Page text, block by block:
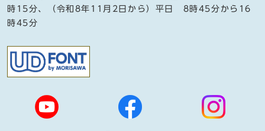
時15分、（令和8年11月2日から）平日 8時45分から16
時45分